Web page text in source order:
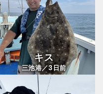
キス
三池港／3 日前